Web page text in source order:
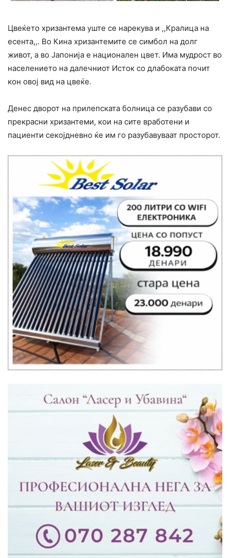
Цвеќето хризантема уште се нарекува и ,,Кралица на
есента,,. Во Кина хризантемите се симбол на долг
живот, а во Јапонија е национален цвет. Има мудрост во
населението на далечниот Исток со длабоката почит
кон овој вид на цвеќе.
Денес дворот на прилепската болница се разубави со
прекрасни хризантеми, кои на сите вработени и
пациенти секојдневно ќе им го разубавуваат просторот.